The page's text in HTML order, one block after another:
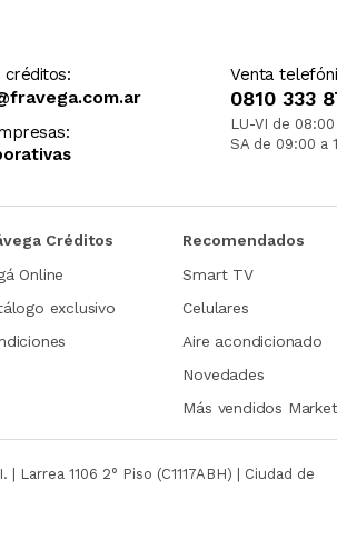
créditos: Venta
0810 333
LU-VI de
SA de 09:00 a
Créditos
Online
exclusivo
Recomendados
Smart TV
Celulares
Aire acondicionado
Novedades
Más vendidos
| Larrea 1106 2° Piso (C1117ABH) | Ciudad de